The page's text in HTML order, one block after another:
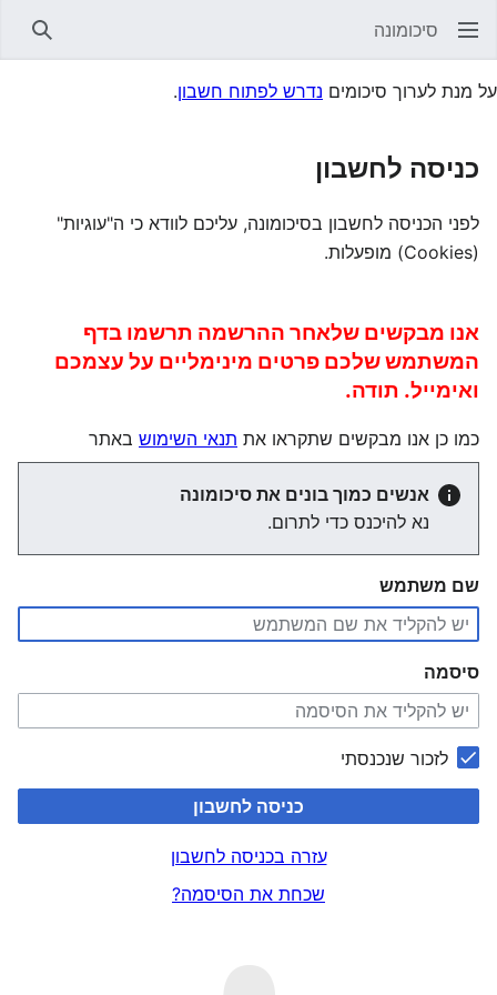
סיכומונה
על מנת לערוך סיכומים נדרש לפתוח חשבון.
כניסה לחשבון
לפני הכניסה לחשבון בסיכומונה, עליכם לוודא כי ה"עוגיות"
(Cookies) מופעלות.
אנו מבקשים שלאחר ההרשמה תרשמו בדף
המשתמש שלכם פרטים מינימליים על עצמכם
ואימייל. תודה.
כמו כן אנו מבקשים שתקראו את תנאי השימוש באתר
אנשים כמוך בונים את סיכומונה
נא להיכנס כדי לתרום.
שם משתמש
סיסמה
לזכור שנכנסתי
כניסה לחשבון
עזרה בכניסה לחשבון
שכחת את הסיסמה?